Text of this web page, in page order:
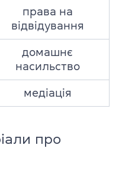
права на
відвідування
домашнє
насильство
медіація
про